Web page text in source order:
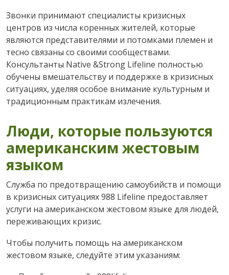
Звонки принимают специалисты кризисных
центров из числа коренных жителей, которые
являются представителями и потомками племен и
тесно связаны со своими сообществами.
Консультанты Native &Strong Lifeline полностью
обучены вмешательству и поддержке в кризисных
ситуациях, уделяя особое внимание культурным и
традиционным практикам излечения.
Люди, которые пользуются
американским жестовым
языком
Служба по предотвращению самоубийств и помощи
в кризисных ситуациях 988 Lifeline предоставляет
услуги на американском жестовом языке для людей,
переживающих кризис.
Чтобы получить помощь на американском
жестовом языке, следуйте этим указаниям: